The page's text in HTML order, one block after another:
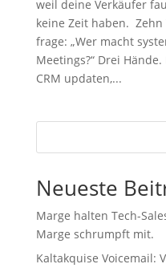
weil deine Verkäufer
keine Zeit haben.
frage: „Wer macht
Meetings?“ Drei
CRM updaten,...
Neueste
Marge halten Tech-
Marge schrumpft mit.
Kaltakquise Voicemail: